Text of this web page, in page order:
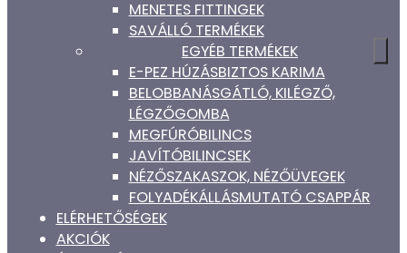
MENETES FITTINGEK
SAVÁLLÓ TERMÉKEK
EGYÉB TERMÉKEK
E-PEZ HÚZÁSBIZTOS KARIMA
BELOBBANÁSGÁTLÓ, KILÉGZŐ,
LÉGZŐGOMBA
MEGFÚRÓBILINCS
JAVÍTÓBILINCSEK
NÉZŐSZAKASZOK, NÉZŐÜVEGEK
FOLYADÉKÁLLÁSMUTATÓ CSAPPÁR
ELÉRHETŐSÉGEK
AKCIÓK